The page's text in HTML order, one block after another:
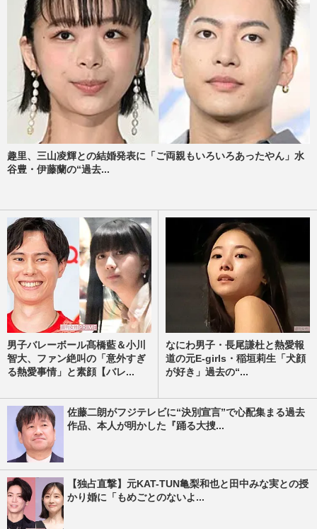
趣里、三山凌輝との結婚発表に「ご両親もいろいろあったやん」水
谷豊・伊藤蘭の“過去...
男子バレーボール髙橋藍＆小川
智大、ファン絶叫の「意外すぎ
る熱愛事情」と素顔【バレ...
なにわ男子・長尾謙杜と熱愛報
道の元E-girls・稲垣莉生「犬顔
が好き」過去の“...
佐藤二朗がフジテレビに“決別宣言”で心配集まる過去
作品、本人が明かした『踊る大捜...
【独占直撃】元KAT-TUN亀梨和也と田中みな実との授
かり婚に「もめごとのないよ...